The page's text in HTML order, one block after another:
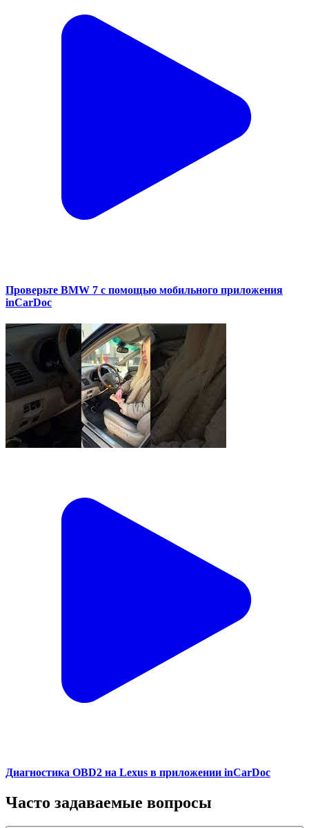
Проверьте BMW 7 с помощью мобильного приложения
inCarDoc
Диагностика OBD2 на Lexus в приложении inCarDoc
Часто задаваемые вопросы